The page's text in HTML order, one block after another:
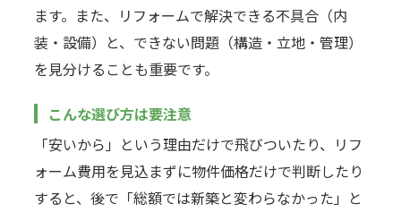
ます。また、リフォームで解決できる不具合（内
装・設備）と、できない問題（構造・立地・管理）
を見分けることも重要です。
こんな選び方は要注意
「安いから」という理由だけで飛びついたり、リフ
ォーム費用を見込まずに物件価格だけで判断したり
すると、後で「総額では新築と変わらなかった」と